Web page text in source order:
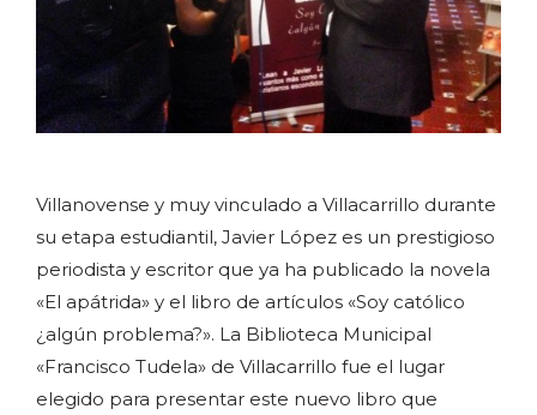
Villanovense y muy vinculado a Villacarrillo durante
su etapa estudiantil, Javier López es un prestigioso
periodista y escritor que ya ha publicado la novela
«El apátrida» y el libro de artículos «Soy católico
¿algún problema?». La Biblioteca Municipal
«Francisco Tudela» de Villacarrillo fue el lugar
elegido para presentar este nuevo libro que